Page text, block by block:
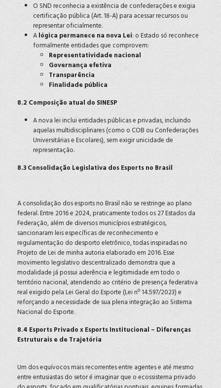
O SND reconhecia a existência de confederações e exigia
certificação pública (Art. 18-A) para acessar recursos ou
representar oficialmente.
Alógica permanece na nova Lei: o Estado só reconhece
formalmente entidades que comprovem:
Representatividade nacional
Governança efetiva
Transparência
Finalidade pública
8.2 Composição atual do SINESP
A nova lei inclui entidades públicas e privadas, incluindo
aquelas multidisciplinares (como o COB ou Confederações
Universitárias e Escolares), sem exigir unicidade de
representação.
8.3 Consolidação Legislativa dos Esports no Brasil
A consolidação dos esports no Brasil não se restringe ao plano
federal. Entre 2016 e 2024, praticamente todos os 27 Estados da
Federação, além de diversos municípios estratégicos,
sancionaram leis específicas de reconhecimento e
regulamentação do desporto eletrônico, todas inspiradas no
Projeto de Lei de minha autoria elaborado em 2016. Esse
movimento legislativo descentralizado demonstra que a
modalidade já possui aderência e legitimidade em todo o
território nacional, atendendo ao critério de presença federativa
real exigido pela Lei Geral do Esporte (Lei nº 14.597/2023) e
reforçando a necessidade de sua plena integração ao Sistema
Nacional do Esporte.
8.4 Esports Privado x Esports Institucional – Diferenças
Estruturais e de Trajetória
Um dos equívocos mais recorrentes entre agentes e até mesmo
entre entusiastas do setor é imaginar que o ecossistema privado